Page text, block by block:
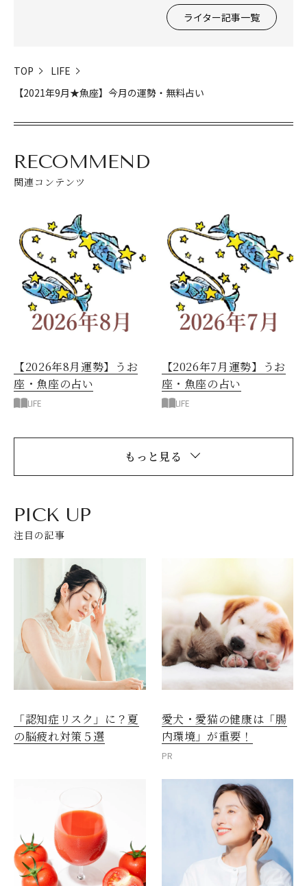
ライター記事一覧
TOP
LIFE
【2021年9月★魚座】今月の運勢・無料占い
RECOMMEND
関連コンテンツ
【2026年8月運勢】うお
座・魚座の占い
LIFE
【2026年7月運勢】うお
座・魚座の占い
LIFE
もっと見る
PICK UP
注目の記事
「認知症リスク」に？夏
の脳疲れ対策５選
愛犬・愛猫の健康は「腸
内環境」が重要！
PR